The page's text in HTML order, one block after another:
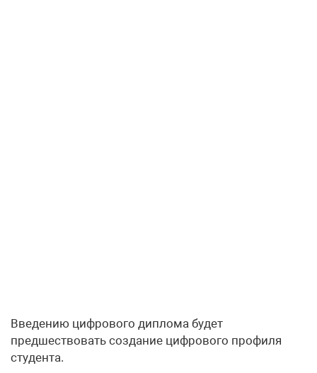
Введению цифрового диплома будет
предшествовать создание цифрового профиля
студента.